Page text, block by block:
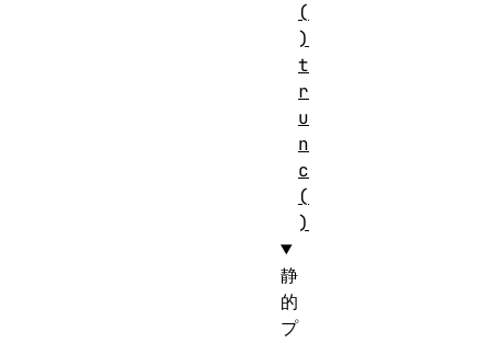
(
)
t
r
u
n
c
(
)
静
的
プ